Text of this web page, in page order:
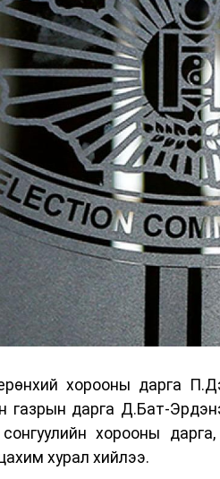
хорооны дарга
газрын дарга Д.Бат-
хорооны
хурал хийлээ.